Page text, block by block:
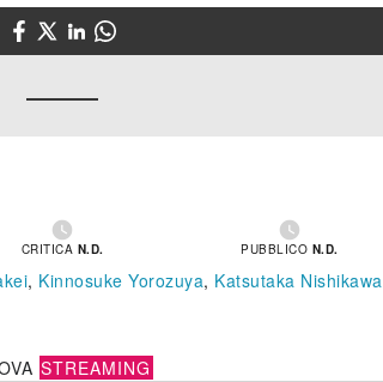

CRITICA N.D.

PUBBLICO N.D.
, Kinnosuke Yorozuya, Katsutaka Nishikawa
STREAMING